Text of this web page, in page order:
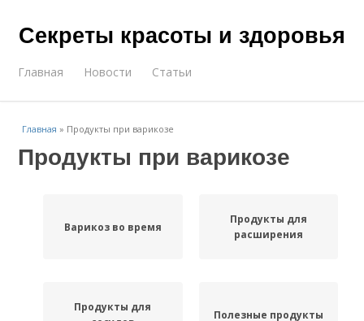
Секреты красоты и здоровья
Главная Новости Статьи
Главная » Продукты при варикозе
Продукты при варикозе
Варикоз во время
Продукты для
расширения
Продукты для
Полезные продукты